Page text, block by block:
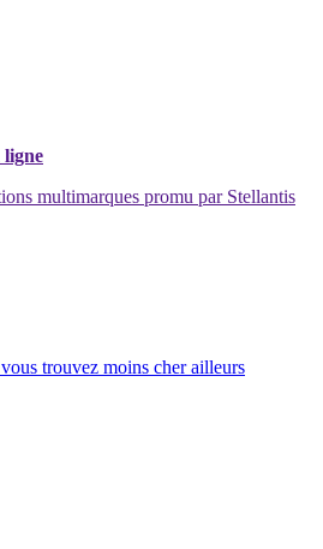
ligne
multimarques promu par Stellantis
trouvez moins cher ailleurs